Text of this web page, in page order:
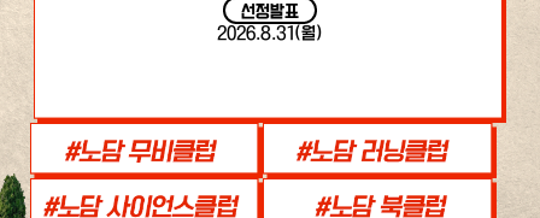
선정발표
2026.8.31(월)